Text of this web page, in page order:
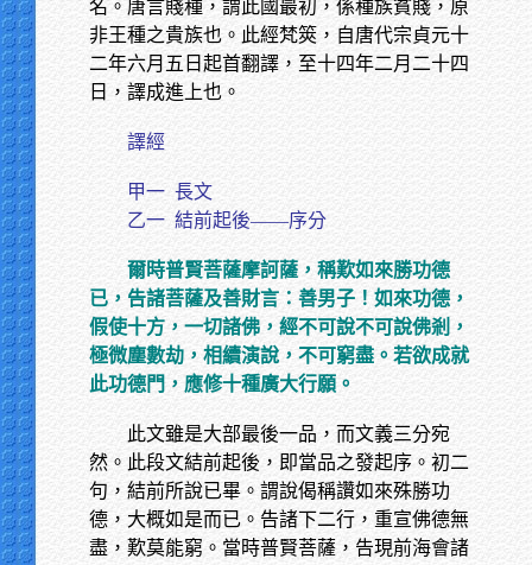
名。唐言賤種，謂此國最初，係種族貧賤，原
非王種之貴族也。此經梵筴，自唐代宗貞元十
二年六月五日起首翻譯，至十四年二月二十四
日，譯成進上也。
譯經
甲一 長文
乙一 結前起後——序分
爾時普賢菩薩摩訶薩，稱歎如來勝功德
已，告諸菩薩及善財言：善男子！如來功德，
假使十方，一切諸佛，經不可說不可說佛剎，
極微塵數劫，相續演說，不可窮盡。若欲成就
此功德門，應修十種廣大行願。
此文雖是大部最後一品，而文義三分宛
然。此段文結前起後，即當品之發起序。初二
句，結前所說已畢。謂說偈稱讚如來殊勝功
德，大概如是而已。告諸下二行，重宣佛德無
盡，歎莫能窮。當時普賢菩薩，告現前海會諸